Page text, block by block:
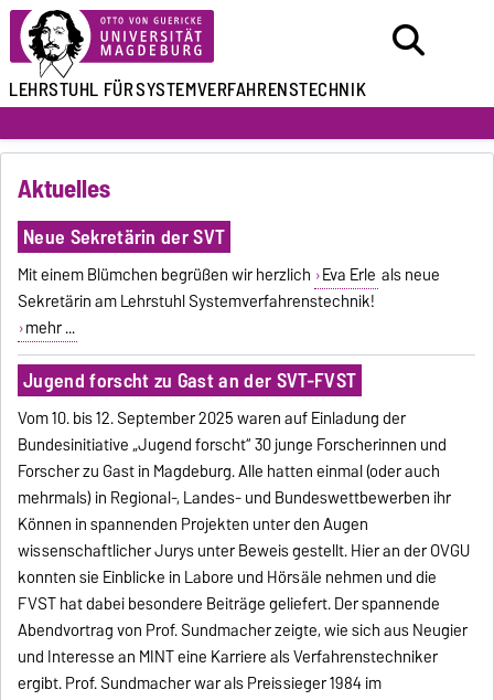
LEHRSTUHL FÜRSYSTEMVERFAHRENSTECHNIK
Aktuelles
Neue Sekretärin der SVT
Mit einem Blümchen begrüßen wir herzlich Eva Erle als neue
Sekretärin am Lehrstuhl Systemverfahrenstechnik!
mehr ...
Jugend forscht zu Gast an der SVT-FVST
Vom 10. bis 12. September 2025 waren auf Einladung der
Bundesinitiative „Jugend forscht“ 30 junge Forscherinnen und
Forscher zu Gast in Magdeburg. Alle hatten einmal (oder auch
mehrmals) in Regional-, Landes- und Bundeswettbewerben ihr
Können in spannenden Projekten unter den Augen
wissenschaftlicher Jurys unter Beweis gestellt. Hier an der OVGU
konnten sie Einblicke in Labore und Hörsäle nehmen und die
FVST hat dabei besondere Beiträge geliefert. Der spannende
Abendvortrag von Prof. Sundmacher zeigte, wie sich aus Neugier
und Interesse an MINT eine Karriere als Verfahrenstechniker
ergibt. Prof. Sundmacher war als Preissieger 1984 im